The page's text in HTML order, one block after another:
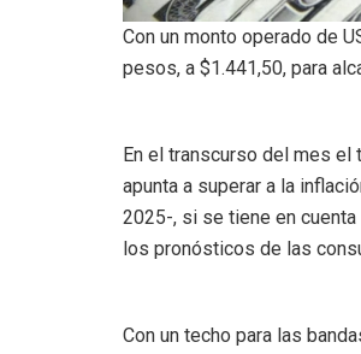
Con un monto operado de
pesos, a $1.441,50, para
En el transcurso del mes el
apunta a superar a la
2025-, si se tiene en
los pronósticos de las
Con un techo para las